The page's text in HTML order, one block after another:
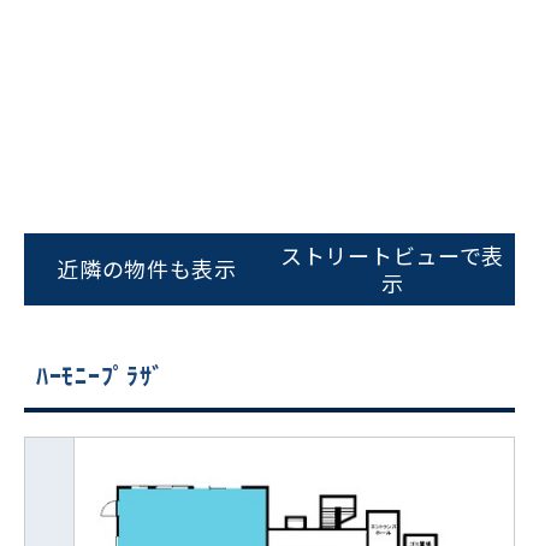
近隣の物件も表示
ストリートビューで表
示
ﾊｰﾓﾆｰﾌﾟﾗｻﾞ